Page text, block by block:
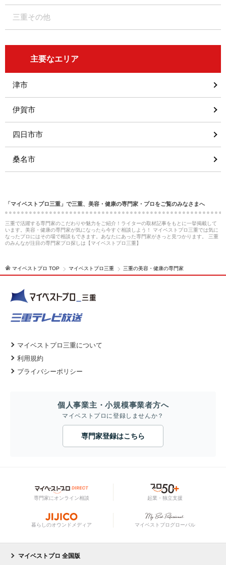
三重その他
主要なエリア
津市
伊賀市
四日市市
桑名市
「マイベストプロ三重」で三重、美容・健康の専門家・プロをご覧のみなさまへ
三重で活躍する専門家のこだわりや魅力をご紹介！ライターの取材記事をもとに一挙掲載して
います。美容・健康の専門家が気になったら今すぐ相談しよう！ マイベストプロ三重では気に
なったプロにはその場で相談もできます。あなたにあった専門家がきっと見つかります。 三重
のみんなが注目の専門家プロ探しは【マイベストプロ三重】
マイベストプロ TOP マイベストプロ三重 三重の美容・健康の専門家
マイベストプロ三重について
利用規約
プライバシーポリシー
個人事業主・小規模事業者方へ
マイベストプロに登録しませんか？
専門家登録はこちら
専門家にオンライン相談 起業・独立支援
暮らしのオウンドメディア マイベストプログローバル
マイベストプロ 全国版